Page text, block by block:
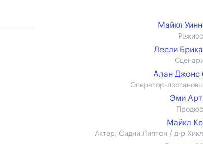
Майкл
Лесли
Алан Джонс
Оператор-
Эми
Майкл
Актер, Сидни Липтон / д-р